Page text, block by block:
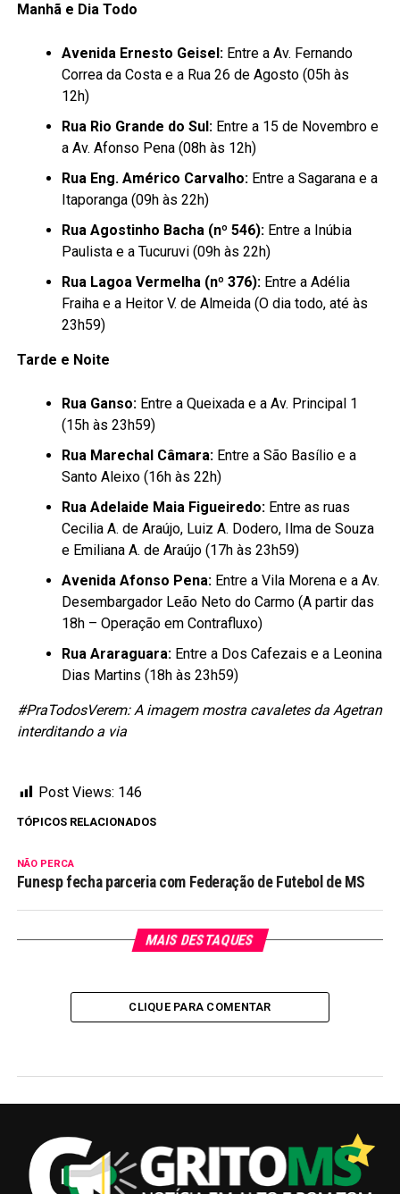
Manhã e Dia Todo
Avenida Ernesto Geisel:Entre a Av. Fernando
Correa da Costa e a Rua 26 de Agosto (05h às
12h)
Rua Rio Grande do Sul:Entre a 15 de Novembro e
a Av. Afonso Pena (08h às 12h)
Rua Eng. Américo Carvalho:Entre a Sagarana e a
Itaporanga (09h às 22h)
Rua Agostinho Bacha (nº 546):Entre a Inúbia
Paulista e a Tucuruvi (09h às 22h)
Rua Lagoa Vermelha (nº 376):Entre a Adélia
Fraiha e a Heitor V. de Almeida (O dia todo, até às
23h59)
Tarde e Noite
Rua Ganso:Entre a Queixada e a Av. Principal 1
(15h às 23h59)
Rua Marechal Câmara:Entre a São Basílio e a
Santo Aleixo (16h às 22h)
Rua Adelaide Maia Figueiredo:Entre as ruas
Cecilia A. de Araújo, Luiz A. Dodero, Ilma de Souza
e Emiliana A. de Araújo (17h às 23h59)
Avenida Afonso Pena:Entre a Vila Morena e a Av.
Desembargador Leão Neto do Carmo (A partir das
18h – Operação em Contrafluxo)
Rua Araraguara:Entre a Dos Cafezais e a Leonina
Dias Martins (18h às 23h59)
#PraTodosVerem: A imagem mostra cavaletes da Agetran
interditando a via
Post Views: 146
TÓPICOS RELACIONADOS
NÃO PERCA
Funesp fecha parceria com Federação de Futebol de MS
MAIS DESTAQUES
CLIQUE PARA COMENTAR